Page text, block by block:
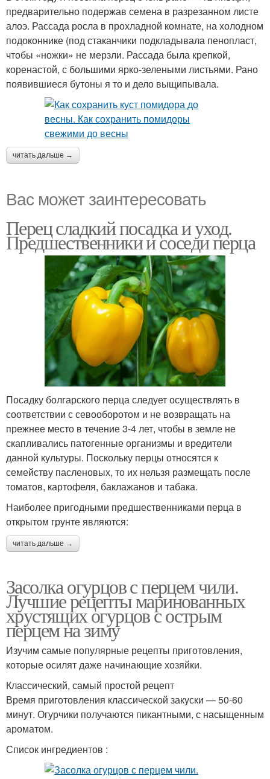
предварительно подержав семена в разрезанном листе
алоэ. Рассада росла в прохладной комнате, на холодном
подоконнике (под стаканчики подкладывала пенопласт,
чтобы «ножки» не мерзли. Рассада была крепкой,
коренастой, с большими ярко-зелеными листьями. Рано
появившиеся бутоны я то и дело выщипывала.
читать дальше →
Вас может заинтересовать
Перец сладкий посадка и уход.
Предшественники и соседи перца
Посадку болгарского перца следует осуществлять в
соответствии с севооборотом и не возвращать на
прежнее место в течение 3-4 лет, чтобы в земле не
скапливались патогенные организмы и вредители
данной культуры. Поскольку перцы относятся к
семейству пасленовых, то их нельзя размещать после
томатов, картофеля, баклажанов и табака.
Наиболее пригодными предшественниками перца в
открытом грунте являются:
читать дальше →
Засолка огурцов с перцем чили.
Лучшие рецепты маринованных
хрустящих огурцов с острым
перцем на зиму
Изучим самые популярные рецепты приготовления,
которые осилят даже начинающие хозяйки.
Классический, самый простой рецепт
Время приготовления классической закуски — 50-60
минут. Огурчики получаются пикантными, с насыщенным
ароматом.
Список ингредиентов :